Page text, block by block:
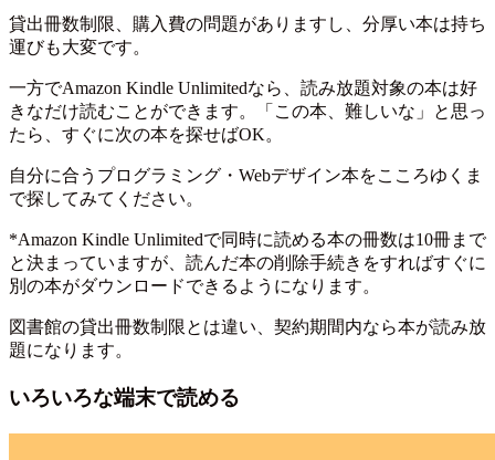
貸出冊数制限、購入費の問題がありますし、分厚い本は持ち
運びも大変です。
一方でAmazon Kindle Unlimitedなら、読み放題対象の本は好
きなだけ読むことができます。「この本、難しいな」と思っ
たら、すぐに次の本を探せばOK。
自分に合うプログラミング・Webデザイン本をこころゆくま
で探してみてください。
*Amazon Kindle Unlimitedで同時に読める本の冊数は10冊まで
と決まっていますが、読んだ本の削除手続きをすればすぐに
別の本がダウンロードできるようになります。
図書館の貸出冊数制限とは違い、契約期間内なら本が読み放
題になります。
いろいろな端末で読める